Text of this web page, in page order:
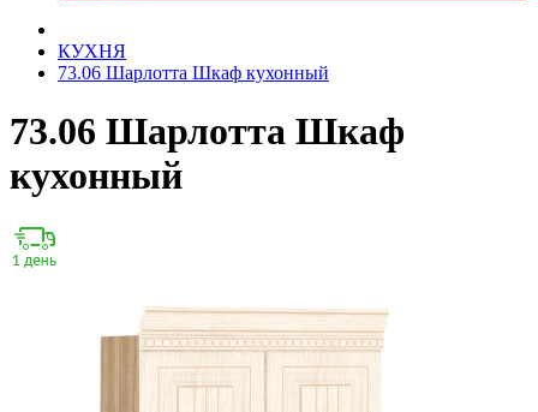
КУХНЯ
73.06 Шарлотта Шкаф кухонный
73.06 Шарлотта Шкаф
кухонный